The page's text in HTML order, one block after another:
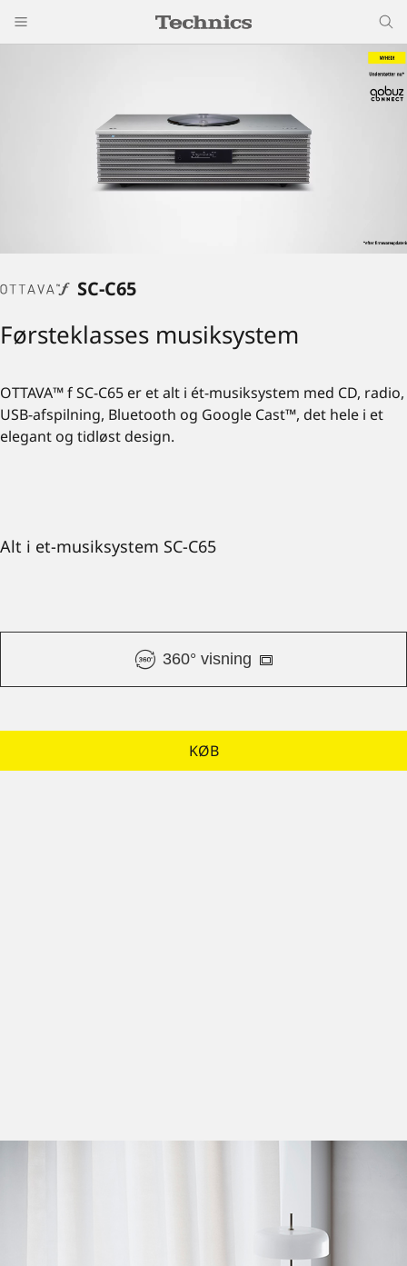
Alt i et-musiksystem SC-C65
360° visning
KØB
SC-C65
Førsteklasses musiksystem
OTTAVA™ f SC-C65 er et alt i ét-musiksystem med CD, radio,
USB-afspilning, Bluetooth og Google Cast™, det hele i et
elegant og tidløst design.